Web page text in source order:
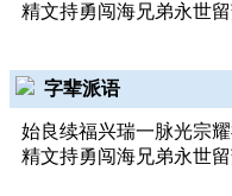
精文持勇闯海兄弟永世留
字辈派语
始良续福兴瑞一脉光宗耀
精文持勇闯海兄弟永世留